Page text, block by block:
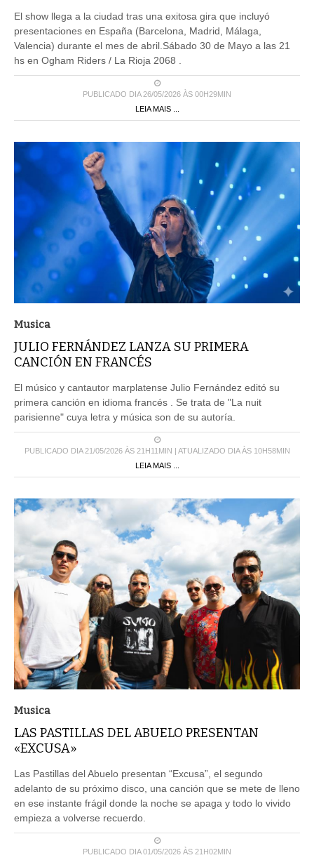
El show llega a la ciudad tras una exitosa gira que incluyó
presentaciones en España (Barcelona, Madrid, Málaga,
Valencia) durante el mes de abril.Sábado 30 de Mayo a las 21
hs en Ogham Riders / La Rioja 2068 .
PUBLICADO DIA 26/05/2026 ÀS 00H29MIN
LEIA MAIS ...
Musica
JULIO FERNÁNDEZ LANZA SU PRIMERA
CANCIÓN EN FRANCÉS
El músico y cantautor marplatense Julio Fernández editó su
primera canción en idioma francés . Se trata de "La nuit
parisienne" cuya letra y música son de su autoría.
PUBLICADO DIA 21/05/2026 ÀS 21H11MIN | ATUALIZADO DIA ÀS 10H58MIN
LEIA MAIS ...
Musica
LAS PASTILLAS DEL ABUELO PRESENTAN
«EXCUSA»
Las Pastillas del Abuelo presentan “Excusa”, el segundo
adelanto de su próximo disco, una canción que se mete de lleno
en ese instante frágil donde la noche se apaga y todo lo vivido
empieza a volverse recuerdo.
PUBLICADO DIA 01/05/2026 ÀS 21H02MIN